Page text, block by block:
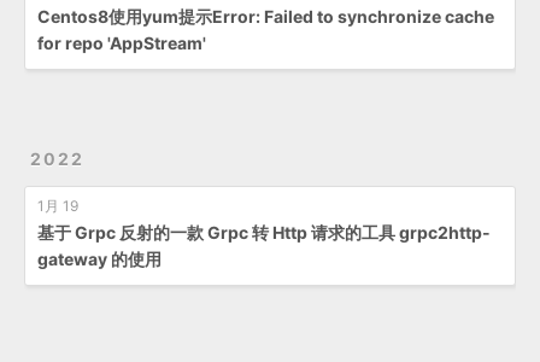
Centos8使用yum提示Error: Failed to synchronize cache
for repo 'AppStream'
2022
1月 19
基于 Grpc 反射的一款 Grpc 转 Http 请求的工具 grpc2http-
gateway 的使用